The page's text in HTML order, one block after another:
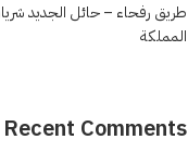
طريق رفحاء – حائل الجديد
المملكة
Recent Comments